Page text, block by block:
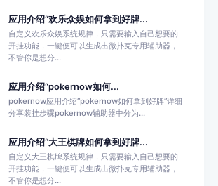
应用介绍“欢乐众娱如何拿到好牌...
自定义欢乐众娱系统规律，只需要输入自己想要的
开挂功能，一键便可以生成出微扑克专用辅助器，
不管你是想分...
应用介绍“pokernow如何...
pokernow应用介绍“pokernow如何拿到好牌”详细
分享装挂步骤pokernow辅助器中分为...
应用介绍“大王棋牌如何拿到好牌...
自定义大王棋牌系统规律，只需要输入自己想要的
开挂功能，一键便可以生成出微扑克专用辅助器，
不管你是想分...